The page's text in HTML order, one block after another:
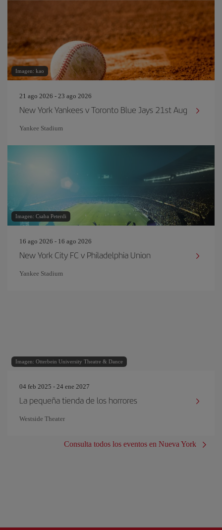
Imagen: kao
21 ago 2026 - 23 ago 2026
New York Yankees v Toronto Blue Jays 21st Aug
Yankee Stadium
Imagen: Csaba Peterdi
16 ago 2026 - 16 ago 2026
New York City FC v Philadelphia Union
Yankee Stadium
Imagen: Otterbein University Theatre & Dance
04 feb 2025 - 24 ene 2027
La pequeña tienda de los horrores
Westside Theater
Consulta todos los eventos en Nueva York